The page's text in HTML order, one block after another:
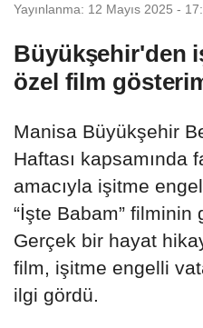
Yayınlanma: 12 Mayıs 2025 -
Büyükşehir'den
özel film
Manisa Büyükşehir
Haftası kapsamında
amacıyla işitme
“İşte Babam”
Gerçek bir hayat
film, işitme engelli
ilgi gördü.